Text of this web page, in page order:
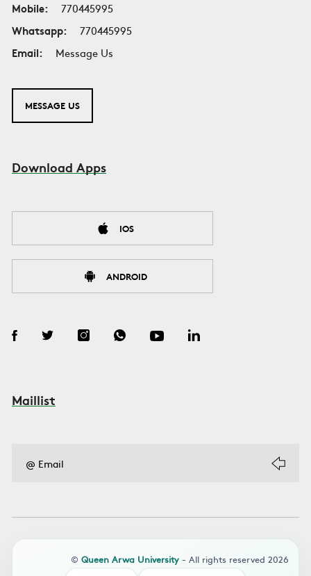
Mobile:
770445995
Whatsapp:
770445995
Email:
Message Us
MESSAGE US
Download Apps
IOS
ANDROID
Maillist
© Queen Arwa University - All rights reserved 2026